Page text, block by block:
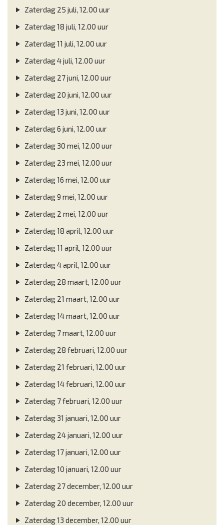
Zaterdag 25 juli, 12.00 uur
Zaterdag 18 juli, 12.00 uur
Zaterdag 11 juli, 12.00 uur
Zaterdag 4 juli, 12.00 uur
Zaterdag 27 juni, 12.00 uur
Zaterdag 20 juni, 12.00 uur
Zaterdag 13 juni, 12.00 uur
Zaterdag 6 juni, 12.00 uur
Zaterdag 30 mei, 12.00 uur
Zaterdag 23 mei, 12.00 uur
Zaterdag 16 mei, 12.00 uur
Zaterdag 9 mei, 12.00 uur
Zaterdag 2 mei, 12.00 uur
Zaterdag 18 april, 12.00 uur
Zaterdag 11 april, 12.00 uur
Zaterdag 4 april, 12.00 uur
Zaterdag 28 maart, 12.00 uur
Zaterdag 21 maart, 12.00 uur
Zaterdag 14 maart, 12.00 uur
Zaterdag 7 maart, 12.00 uur
Zaterdag 28 februari, 12.00 uur
Zaterdag 21 februari, 12.00 uur
Zaterdag 14 februari, 12.00 uur
Zaterdag 7 februari, 12.00 uur
Zaterdag 31 januari, 12.00 uur
Zaterdag 24 januari, 12.00 uur
Zaterdag 17 januari, 12.00 uur
Zaterdag 10 januari, 12.00 uur
Zaterdag 27 december, 12.00 uur
Zaterdag 20 december, 12.00 uur
Zaterdag 13 december, 12.00 uur